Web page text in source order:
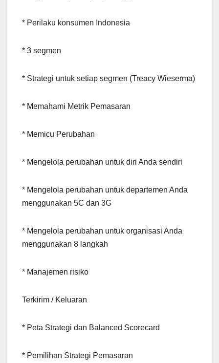
* Perilaku konsumen Indonesia
* 3 segmen
* Strategi untuk setiap segmen (Treacy Wieserma)
* Memahami Metrik Pemasaran
* Memicu Perubahan
* Mengelola perubahan untuk diri Anda sendiri
* Mengelola perubahan untuk departemen Anda
menggunakan 5C dan 3G
* Mengelola perubahan untuk organisasi Anda
menggunakan 8 langkah
* Manajemen risiko
Terkirim / Keluaran
* Peta Strategi dan Balanced Scorecard
* Pemilihan Strategi Pemasaran